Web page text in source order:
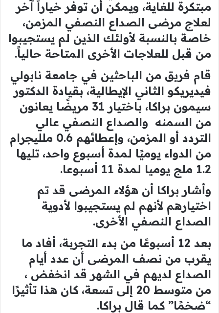
مبتكرة للغاية، ويمكن أن توفر خياراً آخر
لعلاج مرضى الصداع النصفي المزمن،
خاصة بالنسبة لأولئك الذين لم يستجيبوا
من قبل للعلاجات الأخرى المتاحة حالياً.
قام فريق من الباحثين في جامعة نابولي
فيديريكو الثاني الإيطالية، بقيادة الدكتور
سيمون براكا، باختيار 31 مريضًا يعانون
من السمنه والصداع النصفي عالي
التردد أو المزمن، وإعطائهم 0.6 ملليجرام
من الدواء يوميًا لمدة أسبوع واحد، تليها
1.2 ملج يوميا لمدة 11 أسبوعا.
وأشار براكا أن هؤلاء المرضى قد تم
اختيارهم لأنهم لم يستجيبوا لأدوية
الصداع النصفي الأخرى.
بعد 12 أسبوعًا من بدء التجربة، أفاد ما
يقرب من نصف المرضى أن عدد أيام
الصداع لديهم في الشهر قد انخفض ،
من متوسط 20 إلى تسعة، كان هذا تأثيرًا
“ضخمًا” كما قال براكا.